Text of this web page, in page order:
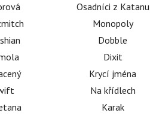
Osadníci z Katanu
Monopoly
Dobble
Dixit
Krycí jména
Na křídlech
Karak